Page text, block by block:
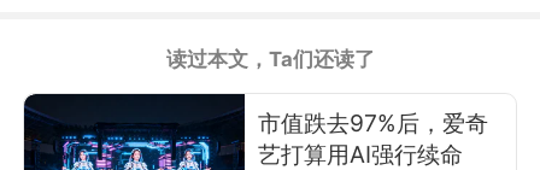
读过本文，Ta们还读了
市值跌去97%后，爱奇
艺打算用AI强行续命